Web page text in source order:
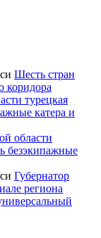
Шесть стран
коридора
турецкая
катера и
области
безэкипажные
Губернатор
региона